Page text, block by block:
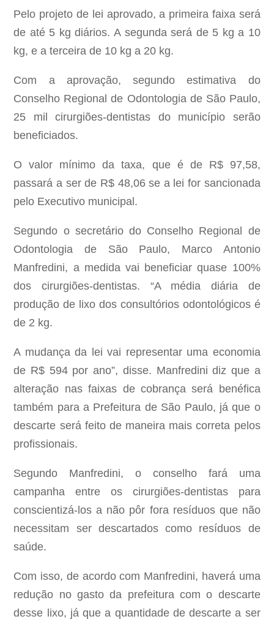
Pelo projeto de lei aprovado, a primeira faixa será
de até 5 kg diários. A segunda será de 5 kg a 10
kg, e a terceira de 10 kg a 20 kg.
Com a aprovação, segundo estimativa do
Conselho Regional de Odontologia de São Paulo,
25 mil cirurgiões-dentistas do município serão
beneficiados.
O valor mínimo da taxa, que é de R$ 97,58,
passará a ser de R$ 48,06 se a lei for sancionada
pelo Executivo municipal.
Segundo o secretário do Conselho Regional de
Odontologia de São Paulo, Marco Antonio
Manfredini, a medida vai beneficiar quase 100%
dos cirurgiões-dentistas. “A média diária de
produção de lixo dos consultórios odontológicos é
de 2 kg.
A mudança da lei vai representar uma economia
de R$ 594 por ano”, disse. Manfredini diz que a
alteração nas faixas de cobrança será benéfica
também para a Prefeitura de São Paulo, já que o
descarte será feito de maneira mais correta pelos
profissionais.
Segundo Manfredini, o conselho fará uma
campanha entre os cirurgiões-dentistas para
conscientizá-los a não pôr fora resíduos que não
necessitam ser descartados como resíduos de
saúde.
Com isso, de acordo com Manfredini, haverá uma
redução no gasto da prefeitura com o descarte
desse lixo, já que a quantidade de descarte a ser